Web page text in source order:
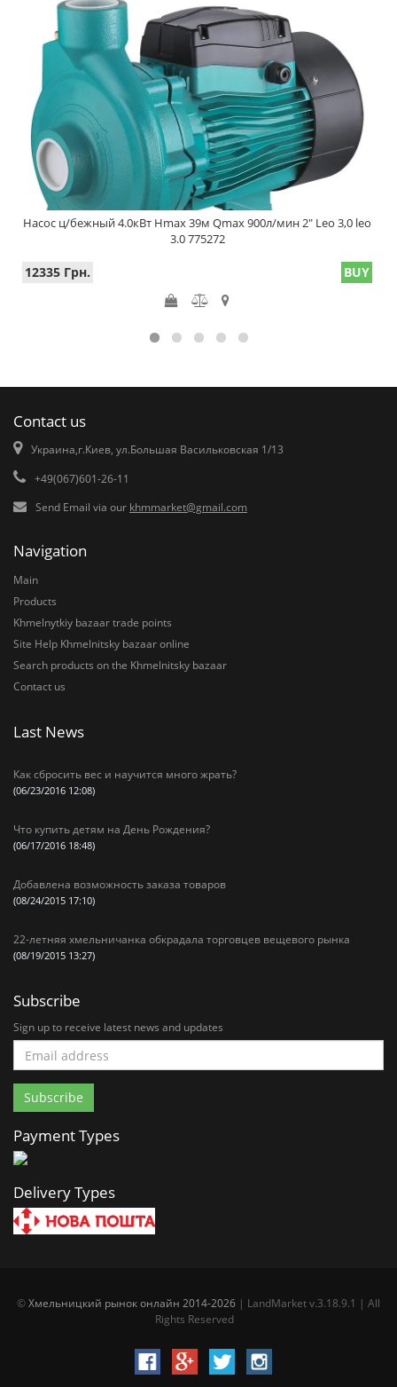
Насос ц/бежный 4.0кВт Hmax 39м Qmax 900л/мин 2" Leo 3,0 leo
3.0 775272
12335 Грн. BUY
Contact us
Украина,г.Киев, ул.Большая Васильковская 1/13
+49(067)601-26-11
Send Email via our khmmarket@gmail.com
Navigation
Main
Products
Khmelnytkiy bazaar trade points
Site Help Khmelnitsky bazaar online
Search products on the Khmelnitsky bazaar
Contact us
Last News
Как сбросить вес и научится много жрать?
(06/23/2016 12:08)
Что купить детям на День Рождения?
(06/17/2016 18:48)
Добавлена возможность заказа товаров
(08/24/2015 17:10)
22-летняя хмельничанка обкрадала торговцев вещевого рынка
(08/19/2015 13:27)
Subscribe
Sign up to receive latest news and updates
Payment Types
Delivery Types
©Хмельницкий рынок онлайн 2014-2026 | LandMarket v.3.18.9.1 | All
Rights Reserved